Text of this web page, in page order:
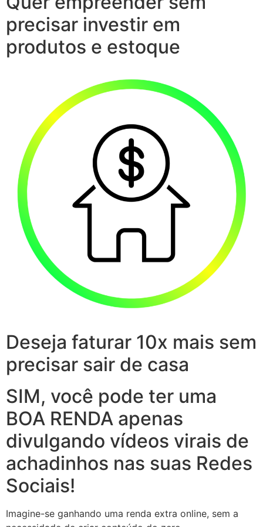
precisar investir em
produtos e estoque
Deseja faturar 10x mais sem
precisar sair de casa
SIM, você pode ter uma
BOA RENDA apenas
divulgando vídeos virais de
achadinhos nas suas Redes
Sociais!
Imagine-se ganhando uma renda extra online, sem a